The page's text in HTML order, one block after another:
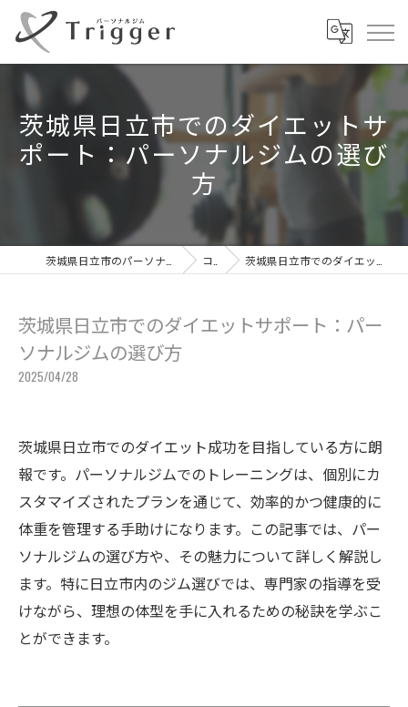
茨城県日立市でのダイエットサ
ポート：パーソナルジムの選び
方
コラム 茨城県日立市でのダイエットサポート：パーソナルジムの選び方
茨城県日立市でのダイエットサポート：パー
ソナルジムの選び方
2025/04/28
茨城県日立市でのダイエット成功を目指している方に朗
報です。パーソナルジムでのトレーニングは、個別にカ
スタマイズされたプランを通じて、効率的かつ健康的に
体重を管理する手助けになります。この記事では、パー
ソナルジムの選び方や、その魅力について詳しく解説し
ます。特に日立市内のジム選びでは、専門家の指導を受
けながら、理想の体型を手に入れるための秘訣を学ぶこ
とができます。